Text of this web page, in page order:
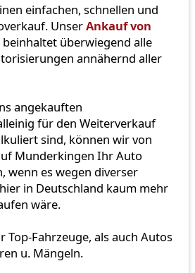
einfachen, schnellen und
UnserAnkauf von
beinhaltet überwiegend alle
annähernd aller
angekauften
für den Weiterverkauf
sind, können wir von
Munderkingen Ihr Auto
wenn es wegen diverser
in Deutschland kaum mehr
wäre.
Top-Fahrzeuge, als auch Autos
u. Mängeln.